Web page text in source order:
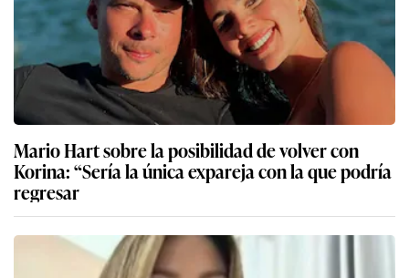
Mario Hart sobre la posibilidad de volver con
Korina: “Sería la única expareja con la que podría
regresar